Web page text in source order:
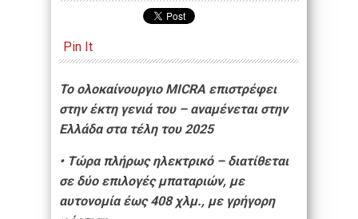
Pin It
Το ολοκαίνουργιο MICRA επιστρέφει
στην έκτη γενιά του – αναμένεται στην
Ελλάδα στα τέλη του 2025
• Τώρα πλήρως ηλεκτρικό – διατίθεται
σε δύο επιλογές μπαταριών, με
αυτονομία έως 408 χλμ., με γρήγορη